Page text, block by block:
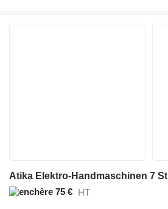
Atika Elektro-Handmaschinen 7 St
75 € HT